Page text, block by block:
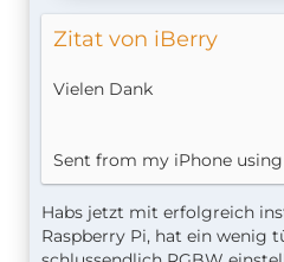
Zitat von iBerry
Vielen Dank
Sent from my iPhone using
Habs jetzt mit erfolgreich
Raspberry Pi, hat ein wenig